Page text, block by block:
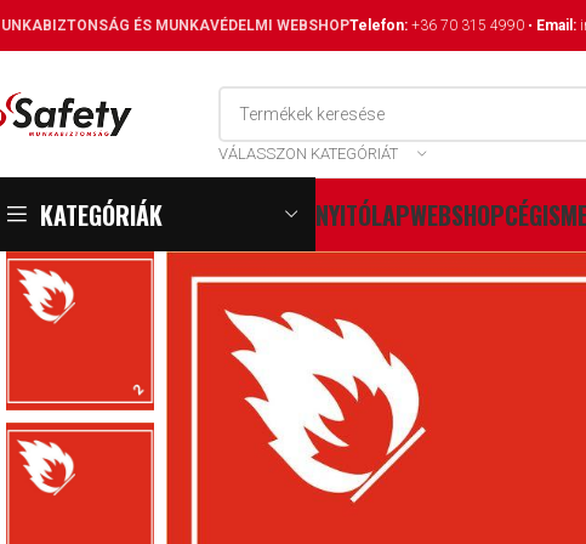
ÉS MUNKAVÉDELMI WEBSHOPTelefon: +36 70 315 4990 • Email:
VÁLASSZON KATEGÓRIÁT
KATEGÓRIÁK NYITÓLAPWEBSHOP